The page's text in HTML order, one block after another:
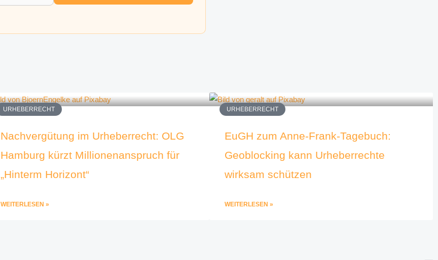
URHEBERRECHT
Nachvergütung im Urheberrecht: OLG
Hamburg kürzt Millionenanspruch für
„Hinterm Horizont“
WEITERLESEN »
URHEBERRECHT
EuGH zum Anne-Frank-Tagebuch:
Geoblocking kann Urheberrechte
wirksam schützen
WEITERLESEN »